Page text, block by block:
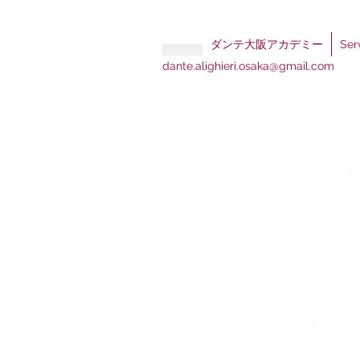
ダンテ大阪アカデミー
dante.alighieri.osaka@gmail.com